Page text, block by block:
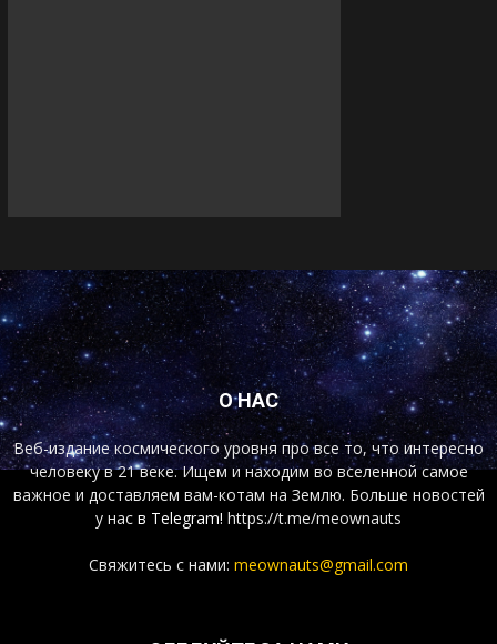
О НАС
Веб-издание космического уровня про все то, что интересно
человеку в 21 веке. Ищем и находим во вселенной самое
важное и доставляем вам-котам на Землю. Больше новостей
у нас в Telegram! https://t.me/meownauts
Свяжитесь с нами: meownauts@gmail.com